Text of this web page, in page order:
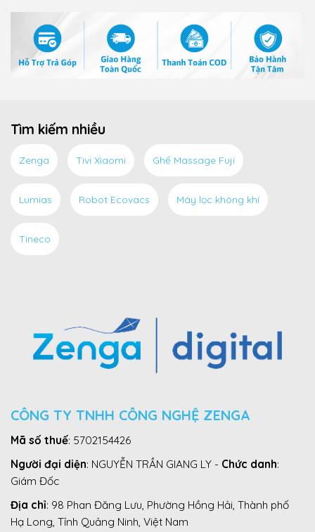
Tìm kiếm nhiều
Zenga Tivi Xiaomi Ghế Massage Fuji
Lumias Robot Ecovacs Máy lọc không khí
Tineco
CÔNG TY TNHH CÔNG NGHỆ ZENGA
Mã số thuế: 5702154426
Người đại diện: NGUYỄN TRẦN GIANG LY - Chức danh:
Giám Đốc
Địa chỉ: 98 Phan Đăng Lưu, Phường Hồng Hải, Thành phố
Hạ Long, Tỉnh Quảng Ninh, Việt Nam